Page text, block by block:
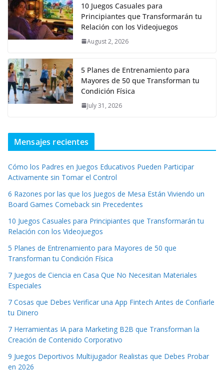
10 Juegos Casuales para
Principiantes que Transformarán tu
Relación con los Videojuegos
August 2, 2026
5 Planes de Entrenamiento para
Mayores de 50 que Transforman tu
Condición Física
July 31, 2026
Mensajes recientes
Cómo los Padres en Juegos Educativos Pueden Participar
Activamente sin Tomar el Control
6 Razones por las que los Juegos de Mesa Están Viviendo un
Board Games Comeback sin Precedentes
10 Juegos Casuales para Principiantes que Transformarán tu
Relación con los Videojuegos
5 Planes de Entrenamiento para Mayores de 50 que
Transforman tu Condición Física
7 Juegos de Ciencia en Casa Que No Necesitan Materiales
Especiales
7 Cosas que Debes Verificar una App Fintech Antes de Confiarle
tu Dinero
7 Herramientas IA para Marketing B2B que Transforman la
Creación de Contenido Corporativo
9 Juegos Deportivos Multijugador Realistas que Debes Probar
en 2026